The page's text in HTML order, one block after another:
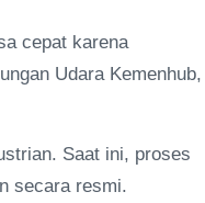
cepat karena
Udara Kemenhub,
Saat ini, proses
secara resmi.